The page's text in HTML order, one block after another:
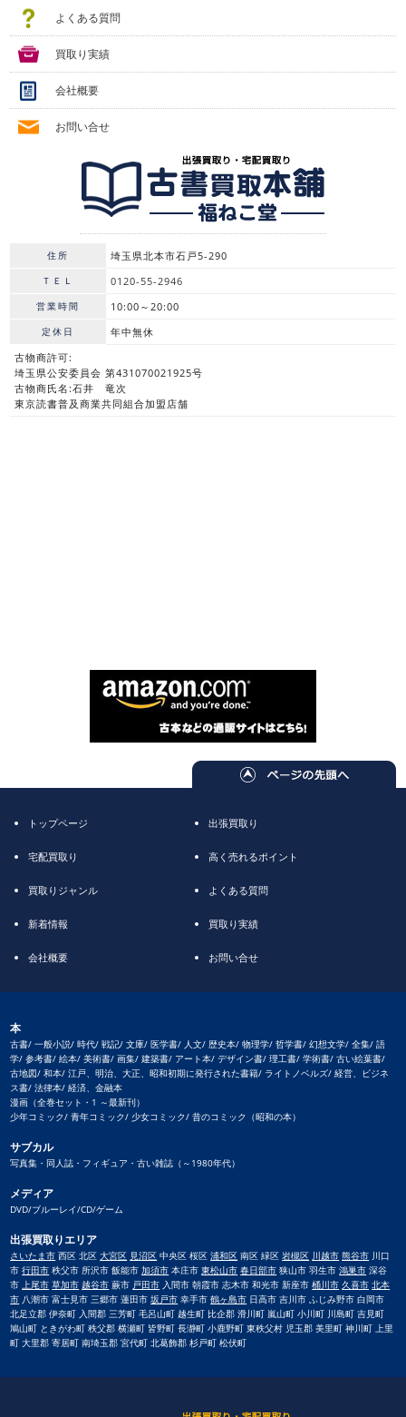
よくある質問
買取り実績
会社概要
お問い合せ
住所 埼玉県北本市石戸5-290
ＴＥＬ 0120-55-2946
営業時間 10:00～20:00
定休日
年中無休
古物商許可:
埼玉県公安委員会 第431070021925号
古物商氏名:石井 竜次
東京読書普及商業共同組合加盟店舗
トップページ 出張買取り
宅配買取り 高く売れるポイント
買取りジャンル よくある質問
新着情報 買取り実績
会社概要 お問い合せ
本
古書/ 一般小説/ 時代/ 戦記/ 文庫/ 医学書/ 人文/ 歴史本/ 物理学/ 哲学書/ 幻想文学/ 全集/ 語
学/ 参考書/ 絵本/ 美術書/ 画集/ 建築書/ アート本/ デザイン書/ 理工書/ 学術書/ 古い絵葉書/
古地図/ 和本/ 江戸、明治、大正、昭和初期に発行された書籍/ ライトノベルズ/ 経営、ビジネ
ス書/ 法律本/ 経済、金融本
漫画（全巻セット・1 ～最新刊）
少年コミック/ 青年コミック/ 少女コミック/ 昔のコミック（昭和の本）
サブカル
写真集・同人誌・フィギュア・古い雑誌（～1980年代）
メディア
DVD/ブルーレイ/CD/ゲーム
出張買取りエリア
さいたま市 西区 北区大宮区 見沼区 中央区 桜区浦和区 南区 緑区岩槻区 川越市 熊谷市 川口
市行田市 秩父市 所沢市 飯能市加須市 本庄市東松山市 春日部市 狭山市 羽生市鴻巣市 深谷
市 上尾市 草加市 越谷市 蕨市 戸田市 入間市 朝霞市 志木市 和光市 新座市桶川市 久喜市 北本
市 八潮市 富士見市 三郷市 蓮田市坂戸市 幸手市鶴ヶ島市 日高市 吉川市 ふじみ野市 白岡市
北足立郡 伊奈町 入間郡 三芳町 毛呂山町 越生町 比企郡 滑川町 嵐山町 小川町 川島町 吉見町
鳩山町 ときがわ町 秩父郡 横瀬町 皆野町 長瀞町 小鹿野町 東秩父村 児玉郡 美里町 神川町 上里
町 大里郡 寄居町 南埼玉郡 宮代町 北葛飾郡 杉戸町 松伏町